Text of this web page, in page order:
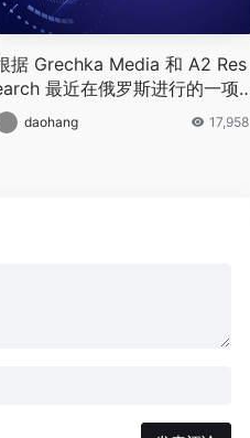
据 Grechka Media 和 A2 Res
最近在俄罗斯进行的一项
意调查，最不受欢迎的新年礼
daohang 17,958